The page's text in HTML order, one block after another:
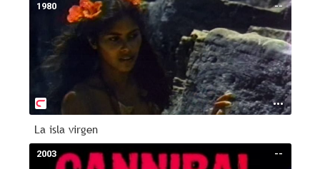
--
1980
La isla virgen
--
2003